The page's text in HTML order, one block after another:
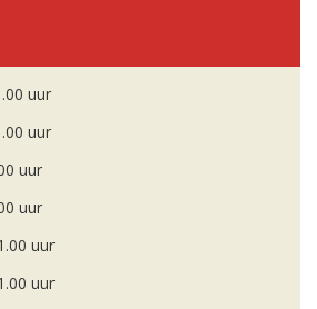
uur
uur
uur
uur
uur
uur